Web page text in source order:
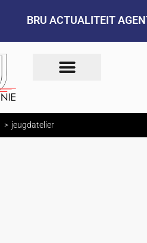
BRU ACTUALITEIT
jeugdatelier